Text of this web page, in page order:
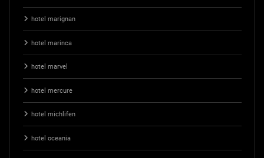
hotel marignan
hotel marinca
hotel marvel
hotel mercure
hotel michlifen
hotel oceania